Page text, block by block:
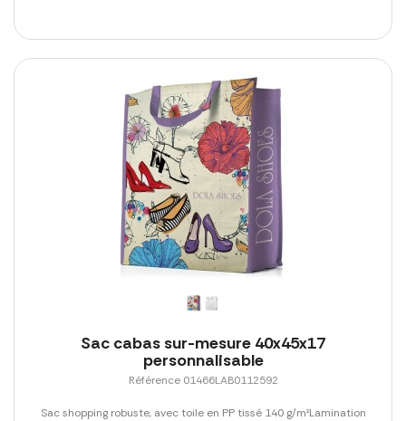
Sac cabas sur-mesure 40x45x17
personnalisable
Référence 01466LAB0112592
Sac shopping robuste, avec toile en PP tissé 140 g/m²Lamination